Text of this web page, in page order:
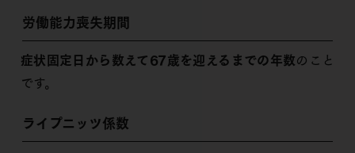
労働能力喪失期間
症状固定日から数えて67歳を迎えるまでの年数のこと
です。
ライプニッツ係数